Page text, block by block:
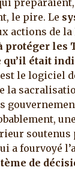
le pire. Le
actions de la
protéger les
qu’il était
le logiciel
la
soutenus
a fourvoyé
de